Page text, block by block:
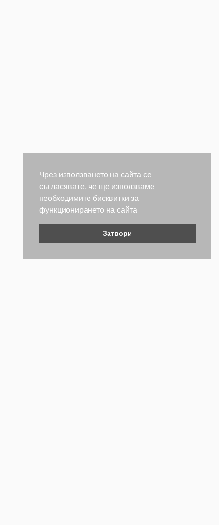
Чрез използването на сайта се
съгласявате, че ще използваме
необходимите бисквитки за
функционирането на сайта
Затвори